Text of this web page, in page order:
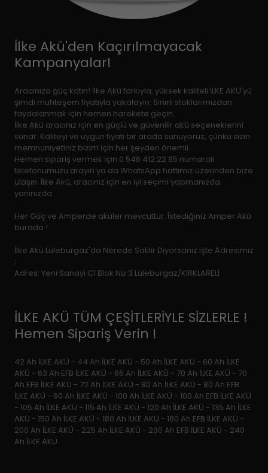
İlke Akü'den Kaçırılmayacak
Kampanyalar!
Aracınıza güç katın! İlke Akü farkıyla, yüksek kaliteli İLKE AKÜ'yü
şimdi muhteşem fiyatıyla yakalayın: Sınırlı stoklarımızdan
faydalanmak için hemen harekete geçin.
İlke Akü aracınız için en güçlü ve güvenilir akü seçeneklerini
sunar. Kaliteyi ve uygun fiyatı bir arada sunuyoruz, çünkü sizin
memnuniyetiniz bizim için her şeyden önemli.
Hemen sipariş vermek için 0 546 412 22 95 numaralı
telefonumuzu arayın ya da WhatsApp hattımız üzerinden bize
ulaşın. İlke Akü, aracınız için en iyi seçimi yapmanızda
yanınızda.
Her Güç ve Amperde aküler mevcuttur. İstediğiniz Amper Akü
burada !
İlke Akü Lüleburgaz'da Nerede Satılır Diyorsanız işte Adresimiz
;
Adres: Yeni Sanayi C1 Blok No:3 Lüleburgaz/KIRKLARELİ
İLKE AKÜ TÜM ÇEŞİTLERİYLE SİZLERLE !
Hemen Sipariş Verin !
42 Ah İLKE AKÜ - 44 Ah İLKE AKÜ - 50 Ah İLKE AKÜ - 60 Ah İLKE
AKÜ - 63 Ah EFB İLKE AKÜ - 66 Ah İLKE AKÜ - 70 Ah İLKE AKÜ - 70
Ah EFB İLKE AKÜ - 72 Ah İLKE AKÜ - 80 Ah İLKE AKÜ - 80 Ah EFB
İLKE AKÜ - 90 Ah İLKE AKÜ - 100 Ah İLKE AKÜ - 100 Ah EFB İLKE AKÜ
- 105 Ah İLKE AKÜ - 115 Ah İLKE AKÜ - 120 Ah İLKE AKÜ - 135 Ah İLKE
AKÜ - 150 Ah İLKE AKÜ - 180 Ah İLKE AKÜ - 180 Ah EFB İLKE AKÜ -
200 Ah İLKE AKÜ - 225 Ah İLKE AKÜ - 230 Ah EFB İLKE AKÜ - 240
Ah İLKE AKÜ